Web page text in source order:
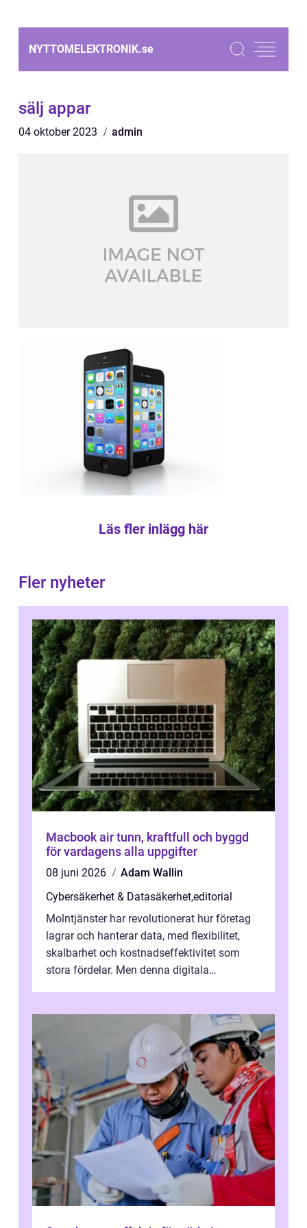
NYTTOMELEKTRONIK.se
sälj appar
04 oktober 2023 admin
Läs fler inlägg här
Fler nyheter
Macbook air tunn, kraftfull och byggd
för vardagens alla uppgifter
08 juni 2026
Adam Wallin
Cybersäkerhet & Datasäkerhet,editorial
Molntjänster har revolutionerat hur företag
lagrar och hanterar data, med flexibilitet,
skalbarhet och kostnadseffektivitet som
stora fördelar. Men denna digitala